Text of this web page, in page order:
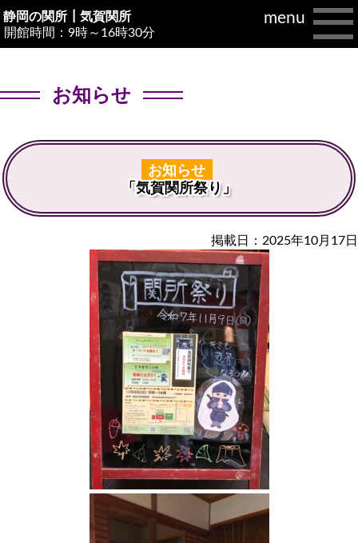
静岡の関所┃気賀関所
開館時間：9時～16時30分
menu
お知らせ
お知らせ
「気賀関所祭り」
掲載日：2025年10月17日